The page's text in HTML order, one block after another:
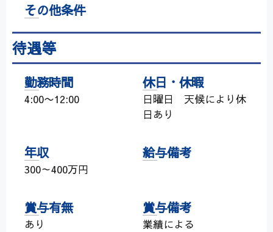
その他条件
待遇等
勤務時間
4:00〜12:00
休日・休暇
日曜日 天候により休
日あり
年収
300～400万円
給与備考
賞与有無
あり
賞与備考
業績による